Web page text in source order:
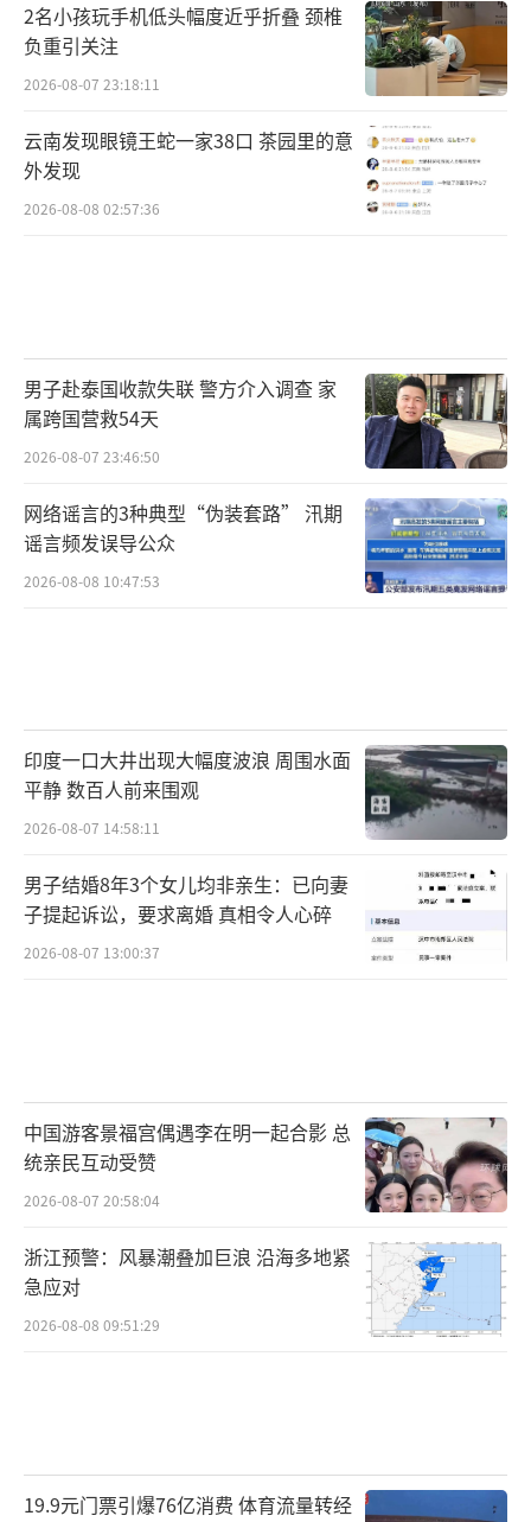
2名小孩玩手机低头幅度近乎折叠 颈椎
负重引关注
2026-08-07 23:18:11
云南发现眼镜王蛇一家38口 茶园里的意
外发现
2026-08-08 02:57:36
男子赴泰国收款失联 警方介入调查 家
属跨国营救54天
2026-08-07 23:46:50
网络谣言的3种典型“伪装套路” 汛期
谣言频发误导公众
2026-08-08 10:47:53
印度一口大井出现大幅度波浪 周围水面
平静 数百人前来围观
2026-08-07 14:58:11
男子结婚8年3个女儿均非亲生：已向妻
子提起诉讼，要求离婚 真相令人心碎
2026-08-07 13:00:37
中国游客景福宫偶遇李在明一起合影 总
统亲民互动受赞
2026-08-07 20:58:04
浙江预警：风暴潮叠加巨浪 沿海多地紧
急应对
2026-08-08 09:51:29
19.9元门票引爆76亿消费 体育流量转经